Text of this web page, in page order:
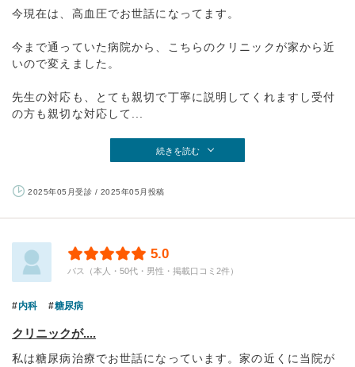
今現在は、高血圧でお世話になってます。
今まで通っていた病院から、こちらのクリニックが家から近
いので変えました。
先生の対応も、とても親切で丁寧に説明してくれますし受付
の方も親切な対応して...
続きを読む
2025年05月受診 / 2025年05月投稿
5.0
バス（本人・50代・男性・掲載口コミ2件）
内科 糖尿病
クリニックが....
私は糖尿病治療でお世話になっています。家の近くに当院が